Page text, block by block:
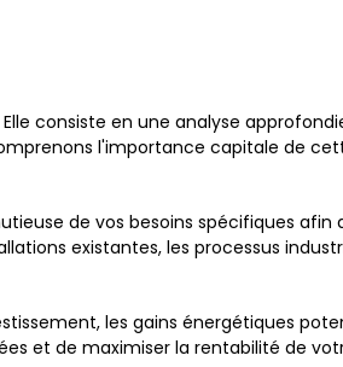
consiste en une analyse
l'importance capitale de
de vos besoins spécifiques afin
existantes, les processus
les gains énergétiques
et de maximiser la rentabilité de